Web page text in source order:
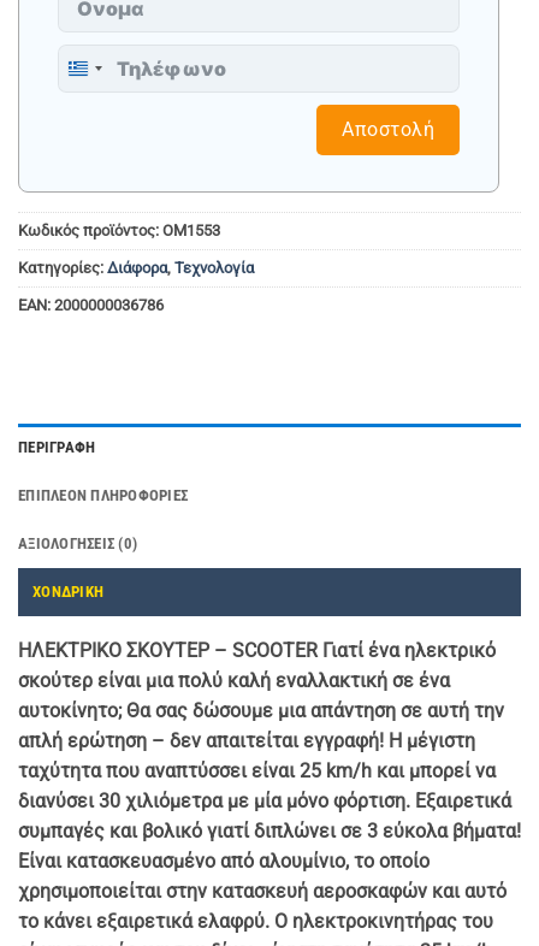
Greece
Αποστολή
Κωδικός προϊόντος: OM1553
Κατηγορίες: Διάφορα, Τεχνολογία
EAN: 2000000036786
ΠΕΡΙΓΡΑΦΉ
ΕΠΙΠΛΈΟΝ ΠΛΗΡΟΦΟΡΊΕΣ
ΑΞΙΟΛΟΓΉΣΕΙΣ (0)
ΧΟΝΔΡΙΚΗ
ΗΛΕΚΤΡΙΚΟ ΣΚΟΥΤΕΡ – SCOOTER Γιατί ένα ηλεκτρικό
σκούτερ είναι μια πολύ καλή εναλλακτική σε ένα
αυτοκίνητο; Θα σας δώσουμε μια απάντηση σε αυτή την
απλή ερώτηση – δεν απαιτείται εγγραφή! Η μέγιστη
ταχύτητα που αναπτύσσει είναι 25 km/h και μπορεί να
διανύσει 30 χιλιόμετρα με μία μόνο φόρτιση. Εξαιρετικά
συμπαγές και βολικό γιατί διπλώνει σε 3 εύκολα βήματα!
Είναι κατασκευασμένο από αλουμίνιο, το οποίο
χρησιμοποιείται στην κατασκευή αεροσκαφών και αυτό
το κάνει εξαιρετικά ελαφρύ. Ο ηλεκτροκινητήρας του